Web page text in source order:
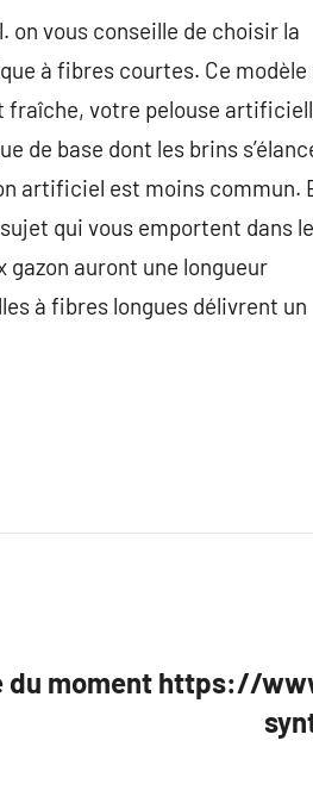
on vous conseille de choisir la
à fibres courtes. Ce modèle
fraîche, votre pelouse
de base dont les brins
artificiel est moins commun.
qui vous emportent dans
gazon auront une longueur
à fibres longues délivrent un
du moment https://